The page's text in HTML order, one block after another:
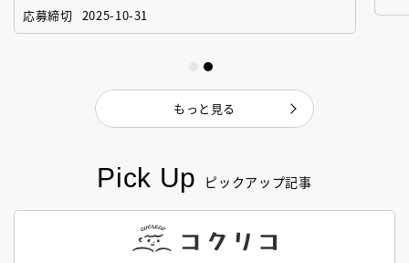
Pick Up ピックアップ記事
「絵本創作実践講座」
応募締切 2025-10-31
もっと見る